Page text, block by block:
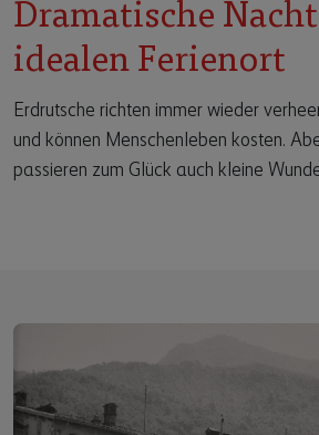
Dramatische
idealen Ferienort
Erdrutsche richten immer wieder
und können Menschenleben kosten.
passieren zum Glück auch kleine